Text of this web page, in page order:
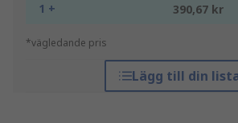
1 + 390,67 kr
*vägledande pris
Lägg till din